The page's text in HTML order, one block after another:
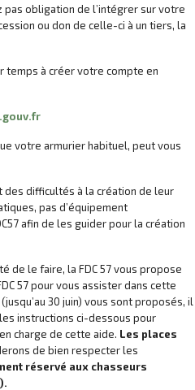
pas obligation de l’intégrer sur votre
ou don de celle-ci à un tiers, la
temps à créer votre compte en
votre armurier habituel, peut vous
des difficultés à la création de leur
pas d’équipement
afin de les guider pour la création
de le faire, la FDC 57 vous propose
57 pour vous assister dans cette
30 juin) vous sont proposés, il
instructions ci-dessous pour
charge de cette aide. Les places
de bien respecter les
réservé aux chasseurs